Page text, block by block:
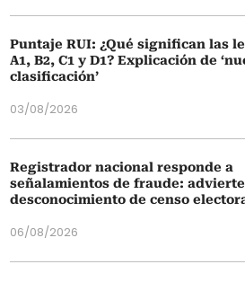
Puntaje RUI: ¿Qué significan las
A1, B2, C1 y D1? Explicación de
clasificación’
03/08/2026
Registrador nacional responde a
señalamientos de fraude: advierte
desconocimiento de censo
06/08/2026